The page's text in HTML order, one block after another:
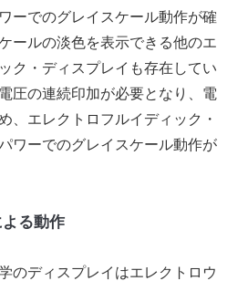
ーでのグレイスケール動作が確
ールの淡色を表示できる他のエ
ク・ディスプレイも存在してい
圧の連続印加が必要となり、電
、エレクトロフルイディック・
ワーでのグレイスケール動作が
る動作
のディスプレイはエレクトロウ